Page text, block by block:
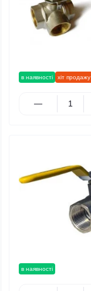
в наявності хіт продажу
в наявності